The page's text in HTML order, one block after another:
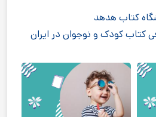
کتاب هدهد
کتاب کودک و نوجوان در ایران